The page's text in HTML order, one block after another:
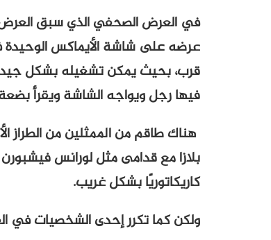
في العرض الصحفي الذي سبق العرض
عرضه على شاشة الأيماكس الوحيدة
قرب، بحيث يمكن تشغيله بشكل جيد
فيها رجل ويواجه الشاشة ويقرأ
هناك طاقم من الممثلين من الطراز
بلازا مع قدامى مثل لورانس
كاريكاتوريًا بشكل غريب.
ولكن كما تكرر إحدى الشخصيات في